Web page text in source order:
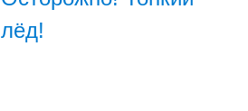
лёд!